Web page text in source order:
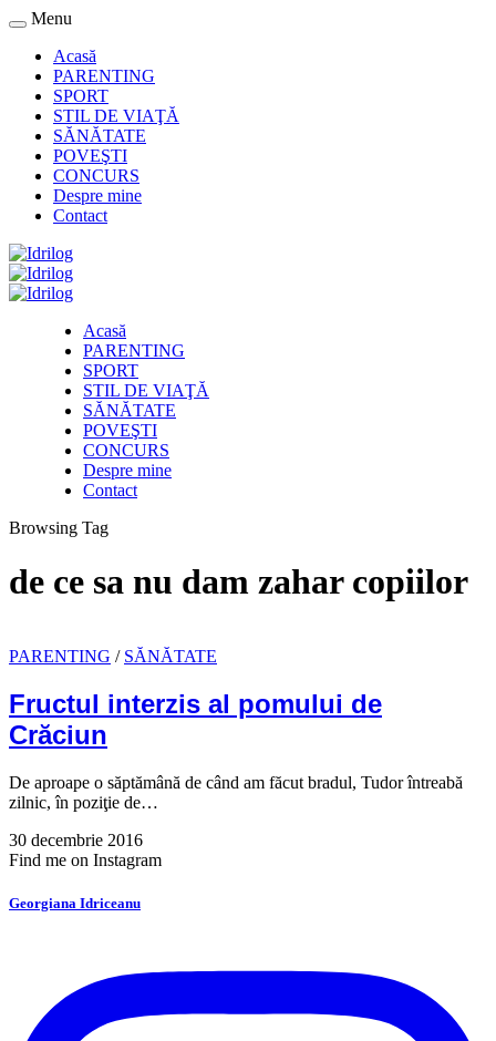
Menu
Acasă
PARENTING
SPORT
STIL DE VIAŢĂ
SĂNĂTATE
POVEŞTI
CONCURS
Despre mine
Contact
Acasă
PARENTING
SPORT
STIL DE VIAŢĂ
SĂNĂTATE
POVEŞTI
CONCURS
Despre mine
Contact
Browsing Tag
de ce sa nu dam zahar copiilor
PARENTING / SĂNĂTATE
Fructul interzis al pomului de
Crăciun
De aproape o săptămână de când am făcut bradul, Tudor întreabă
zilnic, în poziţie de…
30 decembrie 2016
Find me on Instagram
Georgiana Idriceanu